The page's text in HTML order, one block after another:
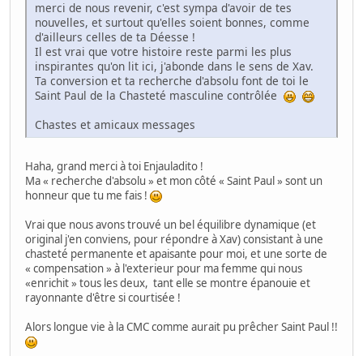
merci de nous revenir, c'est sympa d'avoir de tes
nouvelles, et surtout qu'elles soient bonnes, comme
d'ailleurs celles de ta Déesse !
Il est vrai que votre histoire reste parmi les plus
inspirantes qu'on lit ici, j'abonde dans le sens de Xav.
Ta conversion et ta recherche d'absolu font de toi le
Saint Paul de la Chasteté masculine contrôlée
Chastes et amicaux messages
Haha, grand merci à toi Enjauladito !
Ma « recherche d'absolu » et mon côté « Saint Paul » sont un
honneur que tu me fais !
Vrai que nous avons trouvé un bel équilibre dynamique (et
original j'en conviens, pour répondre à Xav) consistant à une
chasteté permanente et apaisante pour moi, et une sorte de
« compensation » à l'exterieur pour ma femme qui nous
«enrichit » tous les deux, tant elle se montre épanouie et
rayonnante d'être si courtisée !
Alors longue vie à la CMC comme aurait pu prêcher Saint Paul !!